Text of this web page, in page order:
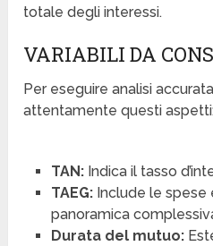
totale degli interessi.
VARIABILI DA
Per eseguire analisi
attentamente questi
TAN:Indica il tasso
TAEG:Include le spese
panoramica
Durata del mutuo: